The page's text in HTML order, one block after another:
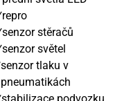
repro
senzor stěračů
senzor světel
senzor tlaku v
pneumatikách